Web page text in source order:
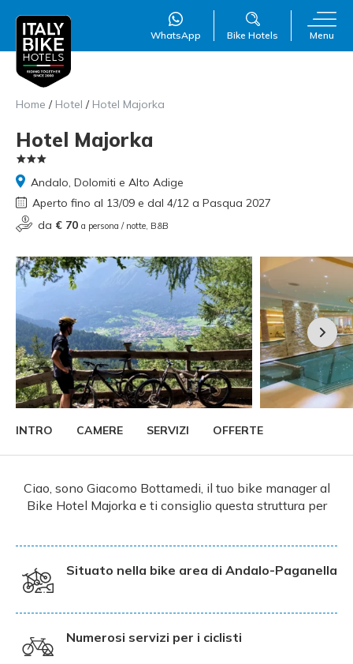
Menu
Bike Hotels
WhatsApp
Home / Hotel / Hotel Majorka
Hotel Majorka
Andalo, Dolomiti e Alto Adige
Aperto fino al 13/09 e dal 4/12 a Pasqua 2027
da € 70 a persona / notte, B&B
INTRO CAMERE SERVIZI OFFERTE
Ciao, sono Giacomo Bottamedi, il tuo bike manager al
Bike Hotel Majorka e ti consiglio questa struttura per
Situato nella bike area di Andalo-Paganella
Numerosi servizi per i ciclisti
WillAI
Online